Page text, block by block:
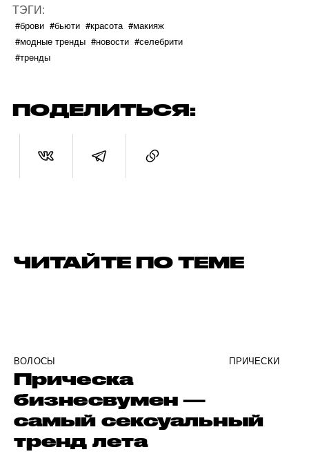
ТЭГИ:
#брови #бьюти #красота #макияж
#модные тренды #новости #селебрити
#тренды
ПОДЕЛИТЬСЯ:
ЧИТАЙТЕ ПО ТЕМЕ
ВОЛОСЫ ПРИЧЕСКИ
Прическа
бизнесвумен —
самый сексуальный
тренд лета